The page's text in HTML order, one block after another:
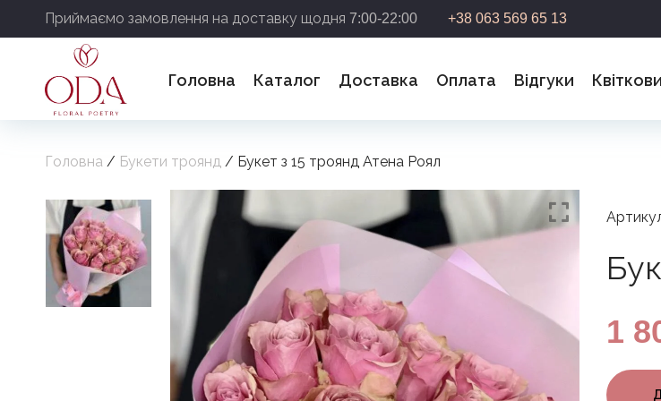
Приймаємо замовлення на доставку щодня 7:00-22:00 +38 063 569 65 13
Головна Каталог Доставка Оплата Відгуки
Головна / Букети троянд / Букет з 15 троянд Атена Роял
1
Дякуємо, Ваш запит успішно
найближчим часом